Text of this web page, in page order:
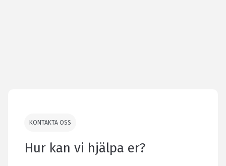
KONTAKTA OSS
Hur kan vi hjälpa er?